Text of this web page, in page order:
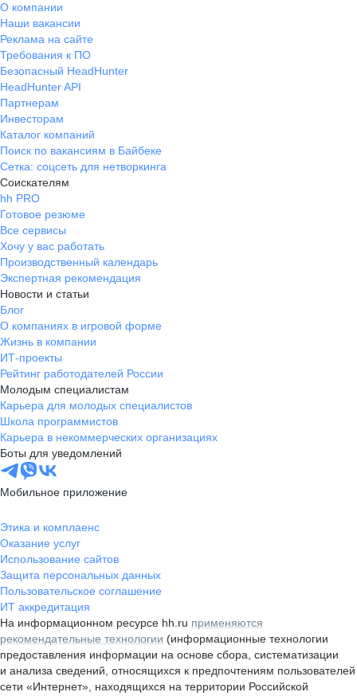
О компании
Наши вакансии
Реклама на сайте
Требования к ПО
Безопасный HeadHunter
HeadHunter API
Партнерам
Инвесторам
Каталог компаний
Поиск по вакансиям в Байбеке
Сетка: соцсеть для нетворкинга
Соискателям
hh PRO
Готовое резюме
Все сервисы
Хочу у вас работать
Производственный календарь
Экспертная рекомендация
Новости и статьи
Блог
О компаниях в игровой форме
Жизнь в компании
ИТ-проекты
Рейтинг работодателей России
Молодым специалистам
Карьера для молодых специалистов
Школа программистов
Карьера в некоммерческих организациях
Боты для уведомлений
Мобильное приложение
Этика и комплаенс
Оказание услуг
Использование сайтов
Защита персональных данных
Пользовательское соглашение
ИТ аккредитация
На информационном ресурсе hh.ru применяются
рекомендательные технологии (информационные технологии
предоставления информации на основе сбора, систематизации
и анализа сведений, относящихся к предпочтениям пользователей
сети «Интернет», находящихся на территории Российской